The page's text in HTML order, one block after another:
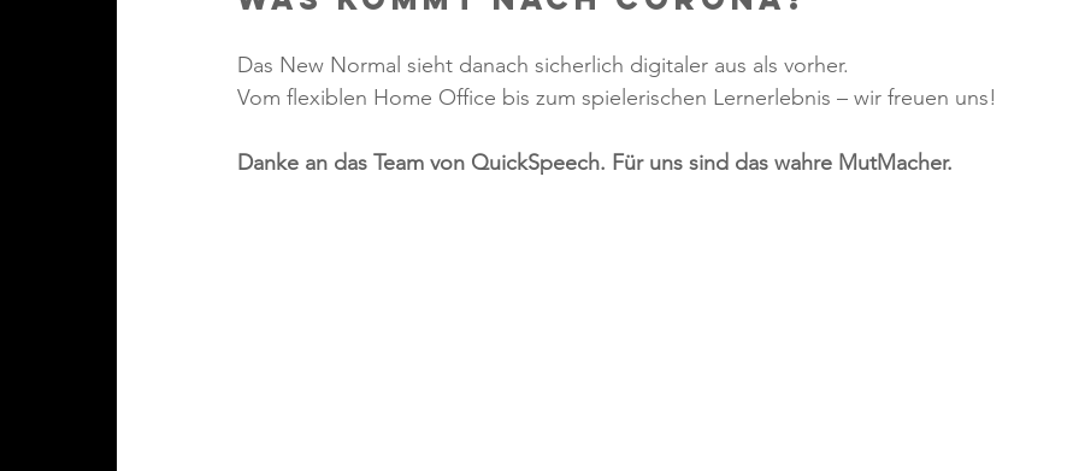
Das New Normal sieht danach sicherlich digitaler aus als vorher.
Vom flexiblen Home Office bis zum spielerischen Lernerlebnis – wir freuen uns!
Danke an das Team von QuickSpeech. Für uns sind das wahre MutMacher.